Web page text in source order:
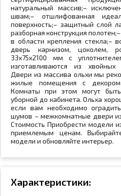
натуральный массив;–
швам;– отшлифованная
поверхность;– защитный слой
разборная конструкция
в области крепления стекла;–
дверь карнизом, цоколем,
33х75х2100 мм с
изготавливаются из
Двери из массива ольхи мы
жилые помещения с декором
Комнаты при этом могут
уборной до кабинета. Ольха
если вам необходимо
шумов – межкомнатные двери
Стоимость Приобрести модели
приемлемым ценам.
модели и обновляйте интерьер.
Характеристики: